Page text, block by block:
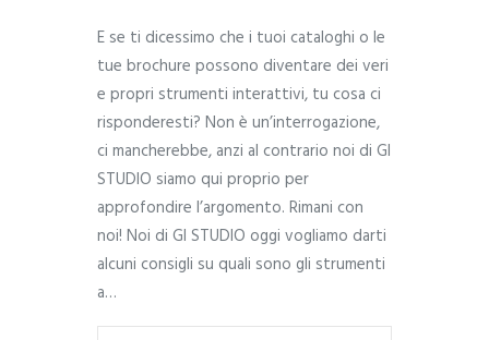
E se ti dicessimo che i tuoi cataloghi o le
tue brochure possono diventare dei veri
e propri strumenti interattivi, tu cosa ci
risponderesti? Non è un’interrogazione,
ci mancherebbe, anzi al contrario noi di GI
STUDIO siamo qui proprio per
approfondire l’argomento. Rimani con
noi! Noi di GI STUDIO oggi vogliamo darti
alcuni consigli su quali sono gli strumenti
a…